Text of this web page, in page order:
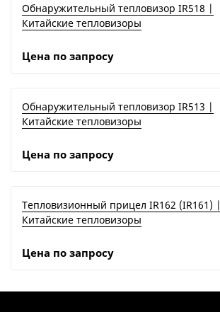
Обнаружительный тепловизор IR518 |
Китайские тепловизоры
Цена по запросу
Обнаружительный тепловизор IR513 |
Китайские тепловизоры
Цена по запросу
Тепловизионный прицел IR162 (IR161) |
Китайские тепловизоры
Цена по запросу